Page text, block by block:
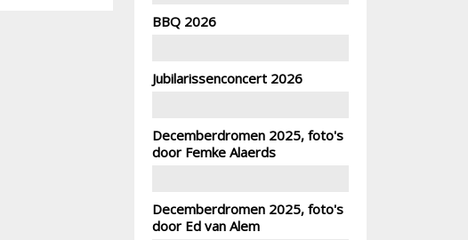
BBQ 2026
Jubilarissenconcert 2026
Decemberdromen 2025, foto's
door Femke Alaerds
Decemberdromen 2025, foto's
door Ed van Alem